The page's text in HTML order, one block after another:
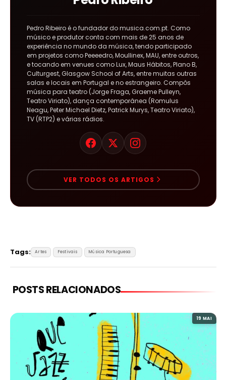
Pedro Ribeiro é o fundador do musica.com.pt. Como
músico e produtor conta com mais de 25 anos de
experiência no mundo da música, tendo participado
em projetos como Peeeedro, Moullinex, MAU, entre outros,
e tocando em venues como Lux, Maus Hábitos, Plano B,
Culturgest, Glasgow School of Arts, entre muitas outras
salas e locais em Portugal e no estrangeiro. Compôs
música para teatro (Jorge Fraga, Graeme Pulleyn,
Teatro Viriato), dança contemporânea (Romulus
Neagu, Peter Michael Dietz, Patrick Murys, Teatro Viriato),
TV (RTP2) e várias rádios.
VER TODOS OS ARTIGOS
Tags: Artes Festivais Música Portuguesa
POSTS RELACIONADOS
19 MAI